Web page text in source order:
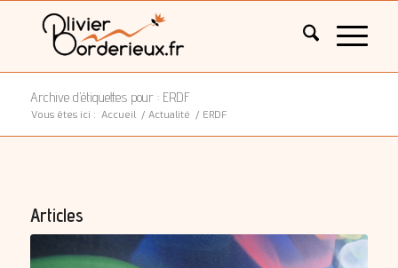
Archive d’étiquettes pour : ERDF
Vous êtes ici : Accueil / Actualité / ERDF
Articles